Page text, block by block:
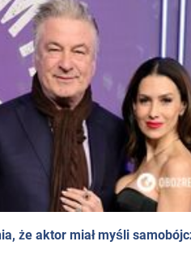
że aktor miał myśli